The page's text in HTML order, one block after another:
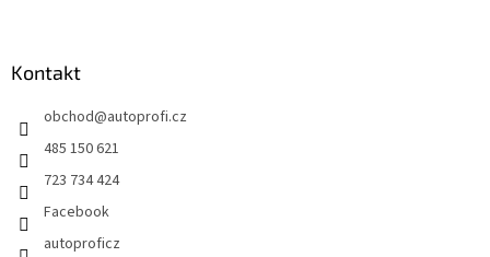
Kontakt
obchod@autoprofi.cz
485 150 621
723 734 424
Facebook
autoproficz